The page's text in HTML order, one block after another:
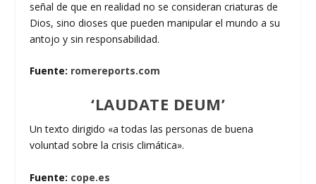
señal de que en realidad no se consideran criaturas de
Dios, sino dioses que pueden manipular el mundo a su
antojo y sin responsabilidad.
Fuente: romereports.com
‘LAUDATE DEUM’
Un texto dirigido «a todas las personas de buena
voluntad sobre la crisis climática».
Fuente: cope.es